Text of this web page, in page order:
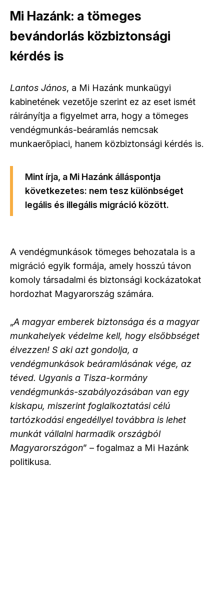
Mi Hazánk: a tömeges
bevándorlás közbiztonsági
kérdés is
Lantos János, a Mi Hazánk munkaügyi
kabinetének vezetője szerint ez az eset ismét
ráirányítja a figyelmet arra, hogy a tömeges
vendégmunkás-beáramlás nemcsak
munkaerőpiaci, hanem közbiztonsági kérdés is.
Mint írja, a Mi Hazánk álláspontja
következetes: nem tesz különbséget
legális és illegális migráció között.
A vendégmunkások tömeges behozatala is a
migráció egyik formája, amely hosszú távon
komoly társadalmi és biztonsági kockázatokat
hordozhat Magyarország számára.
„A magyar emberek biztonsága és a magyar
munkahelyek védelme kell, hogy elsőbbséget
élvezzen! S aki azt gondolja, a
vendégmunkások beáramlásának vége, az
téved. Ugyanis a Tisza-kormány
vendégmunkás-szabályozásában van egy
kiskapu, miszerint foglalkoztatási célú
tartózkodási engedéllyel továbbra is lehet
munkát vállalni harmadik országból
Magyarországon” – fogalmaz a Mi Hazánk
politikusa.